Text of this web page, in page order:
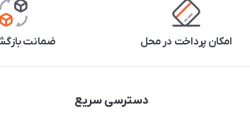
امکان پرداخت در محل ضمانت
دسترسی سریع